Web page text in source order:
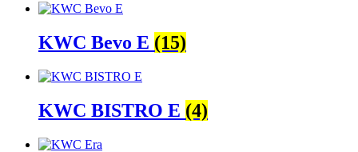
KWC Bevo E (15)
KWC BISTRO E (4)